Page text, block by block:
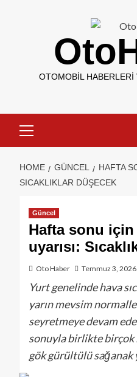
OTOMOBIL
HOME GÜNCEL
HAFTA
SICAKLIKLAR DÜŞECEK
Güncel
Hafta sonu için
uyarısı:
Oto Haber Temmuz 3, 2026
Yurt genelinde hava
yarın mevsim
seyretmeye devam
sonuyla birlikte birçok
gök gürültülü sağanak